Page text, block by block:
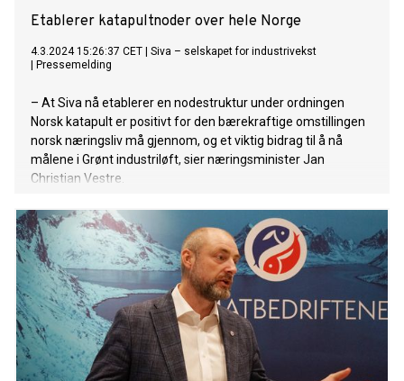
Etablerer katapultnoder over hele Norge
4.3.2024 15:26:37 CET
Siva – selskapet for industrivekst
Pressemelding
– At Siva nå etablerer en nodestruktur under ordningen
Norsk katapult er positivt for den bærekraftige omstillingen
norsk næringsliv må gjennom, og et viktig bidrag til å nå
målene i Grønt industriløft, sier næringsminister Jan
Christian Vestre.